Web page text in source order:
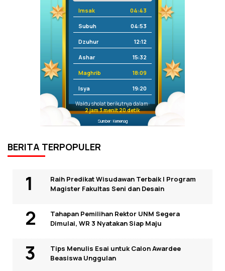
Imsak 04:43
Subuh 04:53
Dzuhur 12:12
Ashar 15:32
Maghrib 18:09
Isya 19:20
Waktu sholat berikutnya dalam:
2 jam 3 menit 20 detik
Sumber: Kemenag
BERITA TERPOPULER
Raih Predikat Wisudawan Terbaik I Program
Magister Fakultas Seni dan Desain
Tahapan Pemilihan Rektor UNM Segera
Dimulai, WR 3 Nyatakan Siap Maju
Tips Menulis Esai untuk Calon Awardee
Beasiswa Unggulan